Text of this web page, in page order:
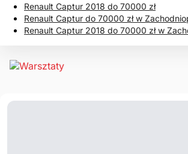
Renault Captur 2018 do 70000 zł
Renault Captur do 70000 zł w
Renault Captur 2018 do 70000 zł w